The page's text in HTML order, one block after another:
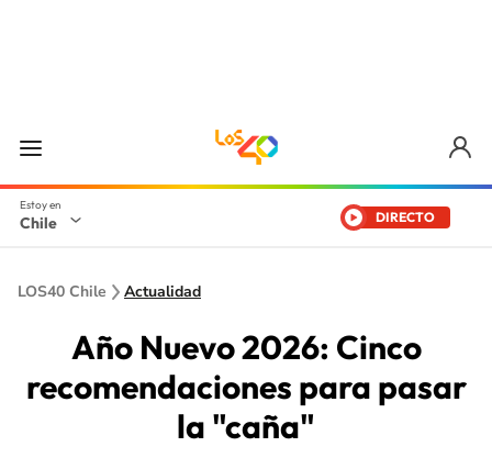
Chile DIRECTO
LOS40 Chile Actualidad
Año Nuevo 2026: Cinco
recomendaciones para pasar
la "caña"